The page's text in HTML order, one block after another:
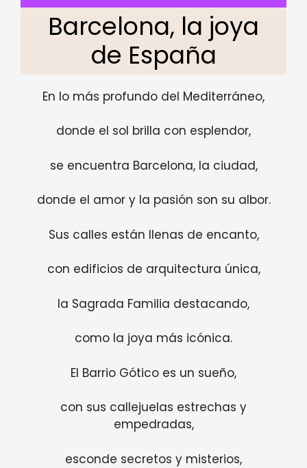
Barcelona, la joya
de España
En lo más profundo del Mediterráneo,
donde el sol brilla con esplendor,
se encuentra Barcelona, la ciudad,
donde el amor y la pasión son su albor.
Sus calles están llenas de encanto,
con edificios de arquitectura única,
la Sagrada Familia destacando,
como la joya más icónica.
El Barrio Gótico es un sueño,
con sus callejuelas estrechas y
empedradas,
esconde secretos y misterios,